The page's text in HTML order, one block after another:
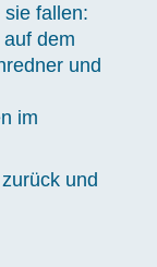
fallen:
dem
und
im
und